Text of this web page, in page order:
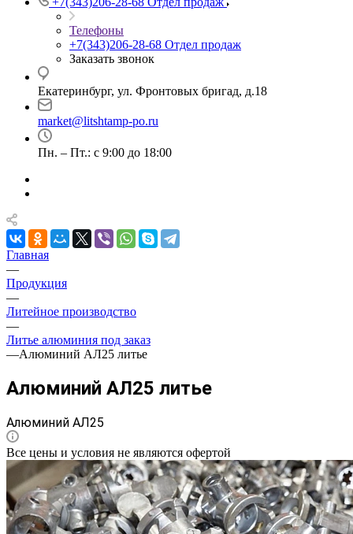
Телефоны
+7(343)206-28-68 Отдел продаж
Заказать звонок
Екатеринбург, ул. Фронтовых бригад, д.18
market@litshtamp-po.ru
Пн. – Пт.: с 9:00 до 18:00
Главная
—
Продукция
—
Литейное производство
—
Литье алюминия под заказ
—Алюминий АЛ25 литье
Алюминий АЛ25 литье
Алюминий АЛ25
Все цены и условия не являются офертой